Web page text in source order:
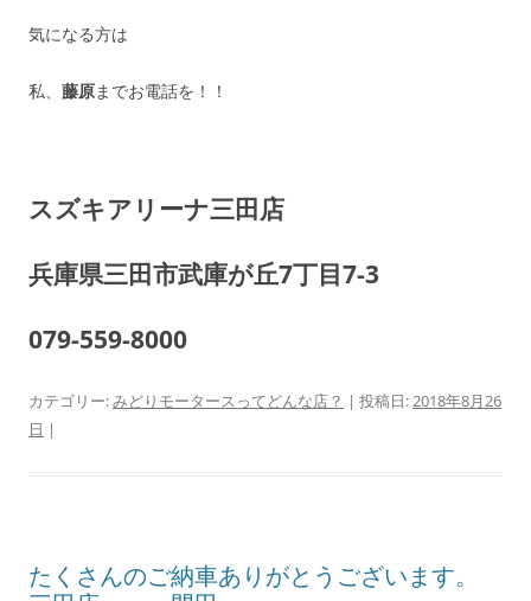
気になる方は
私、 藤原までお電話を！！
スズキアリーナ三田店
兵庫県三田市武庫が丘7丁目7-3
079-559-8000
カテゴリー:みどりモータースってどんな店？ | 投稿日:2018年8月26
日 |
たくさんのご納車ありがとうございます。